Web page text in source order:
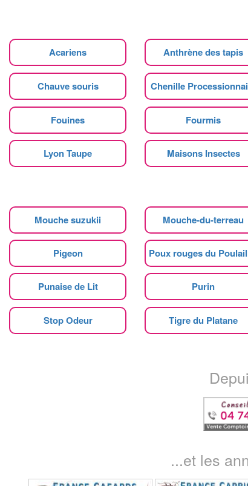
Acariens Anthrène des tapis
Chauve souris Chenille
Fouines Fourmis
Lyon Taupe Maisons Insectes
Mouche suzukii Mouche-du-terreau
Pigeon Poux rouges du
Punaise de Lit Purin
Stop Odeur Tigre du Platane
...et les